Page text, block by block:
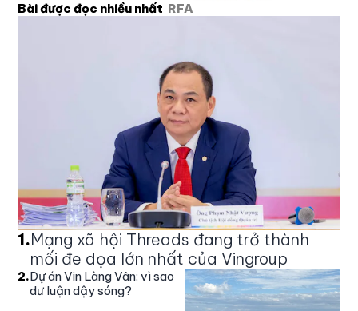
Bài được đọc nhiều nhất RFA
1.Mạng xã hội Threads đang trở thành
mối đe dọa lớn nhất của Vingroup
2.Dự án Vin Làng Vân: vì sao
dư luận dậy sóng?